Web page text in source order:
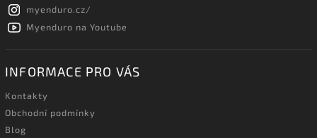
myenduro.cz/
Myenduro na Youtube
INFORMACE PRO VÁS
Kontakty
Obchodní podmínky
Blog